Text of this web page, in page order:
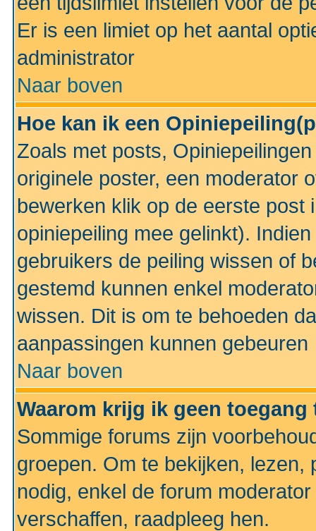
Er is een limiet op het aantal
administrator
Naar boven
Hoe kan ik een
Zoals met posts,
originele poster, een moderator
bewerken klik op de eerste post
opiniepeiling mee gelinkt).
gebruikers de peiling wissen of
gestemd kunnen enkel
wissen. Dit is om te behoeden
aanpassingen kunnen gebeuren
Naar boven
Waarom krijg ik geen
Sommige forums zijn
groepen. Om te bekijken, lezen,
nodig, enkel de forum
verschaffen, raadpleeg hen.